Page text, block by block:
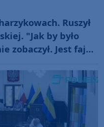
Ruszył
"Jak by było
zobaczył. Jest fajna